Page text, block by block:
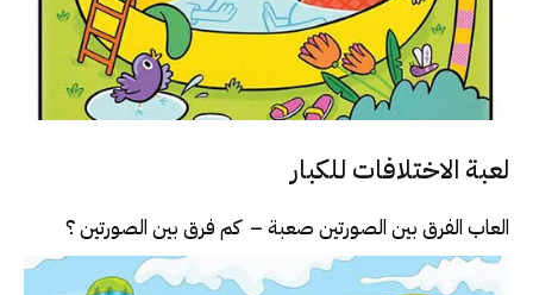
لعبة الاختلافات للكبار
العاب الفرق بين الصورتين صعبة – كم فرق بين الصورتين ؟